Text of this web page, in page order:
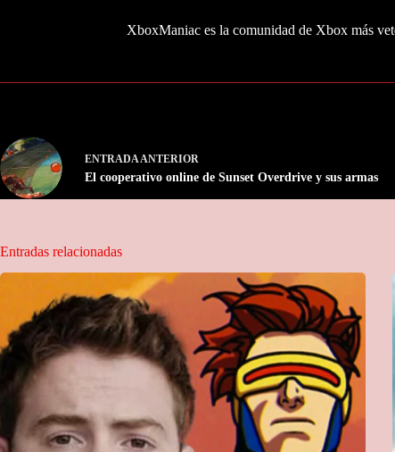
XboxManiac es la comunidad de Xbox más
ENTRADAANTERIOR
El cooperativo online de Sunset Overdrive y sus armas
Entradas relacionadas